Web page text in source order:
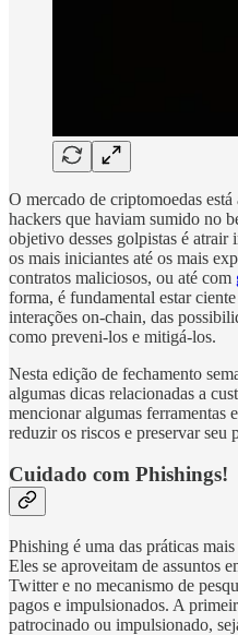
O mercado de criptomoedas
hackers que haviam sumido no
objetivo desses golpistas é atrair
os mais iniciantes até os mais
contratos maliciosos, ou até com
forma, é fundamental estar
interações on-chain, das
como preveni-los e mitigá-los.
Nesta edição de fechamento
algumas dicas relacionadas a
mencionar algumas ferramentas
reduzir os riscos e preservar seu
Cuidado com Phishings!
Phishing é uma das práticas
Eles se aproveitam de assuntos
Twitter e no mecanismo de
pagos e impulsionados. A
patrocinado ou impulsionado,